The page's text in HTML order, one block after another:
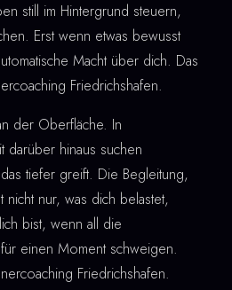
still im Hintergrund steuern,
Erst wenn etwas bewusst
Macht über dich. Das
Friedrichshafen.
der Oberfläche. In
darüber hinaus suchen
tiefer greift. Die Begleitung,
nur, was dich belastet,
bist, wenn all die
einen Moment schweigen.
Friedrichshafen.